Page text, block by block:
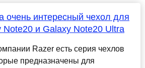
очень интересный чехол для
Note20 и Galaxy Note20 Ultra
Razer есть серия чехлов
предназначены для